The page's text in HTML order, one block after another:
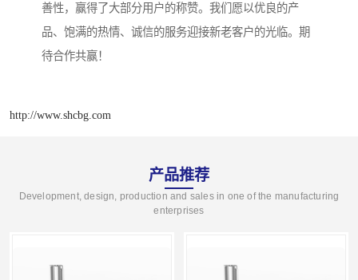
善性，赢得了大部分用户的称赞。我们愿以优良的产
品、饱满的热情、诚信的服务迎接新老客户的光临。期
待合作共赢！
http://www.shcbg.com
产品推荐
Development, design, production and sales in one of the manufacturing
enterprises